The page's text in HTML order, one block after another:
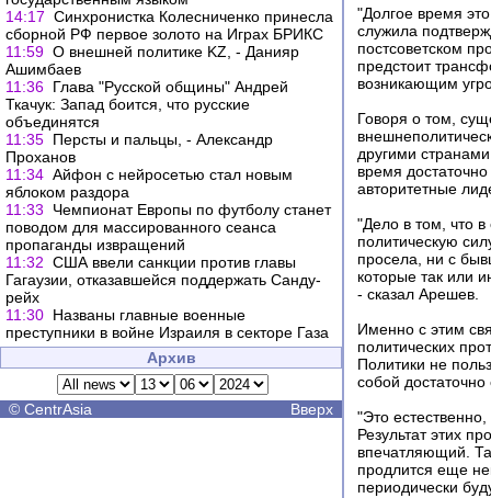
14:17 Синхронистка Колесниченко принесла
сборной РФ первое золото на Играх БРИКС
11:59 О внешней политике KZ, - Данияр
Ашимбаев
11:36 Глава "Русской общины" Андрей
Ткачук: Запад боится, что русские
объединятся
11:35 Персты и пальцы, - Александр
Проханов
11:34 Айфон с нейросетью стал новым
яблоком раздора
11:33
Чемпионат Европы по футболу станет
поводом для массированного сеанса
пропаганды извращений
11:32 США ввели санкции против главы
Гагаузии, отказавшейся поддержать Санду-
рейх
11:30 Названы главные военные
преступники в войне Израиля в секторе Газа
Архив
© CentrAsia Вверх
"Долгое время
служила
постсоветском
предстоит
возникающим
Говоря о том,
другими
время
авторитетные
"Дело в том, что
политическую
просела, ни с
которые так или
- сказал Арешев.
Именно с этим
политических
Политики не
собой
"Это
Результат этих
впечатляющий.
продлится еще
периодически